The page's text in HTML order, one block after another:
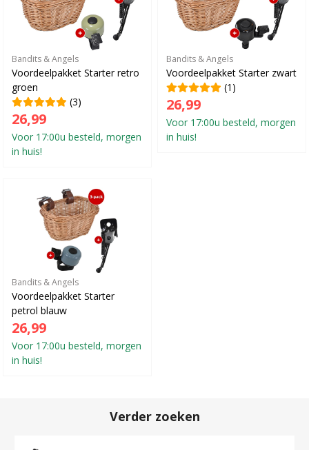
Bandits & Angels
Voordeelpakket Starter retro
groen
(3)
26,99
Voor 17:00u besteld, morgen
in huis!
Bandits & Angels
Voordeelpakket Starter zwart
(1)
26,99
Voor 17:00u besteld, morgen
in huis!
Bandits & Angels
Voordeelpakket Starter
petrol blauw
26,99
Voor 17:00u besteld, morgen
in huis!
Verder zoeken